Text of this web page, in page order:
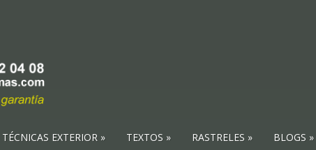
TÉCNICAS EXTERIOR TEXTOS RASTRELES BLOGS